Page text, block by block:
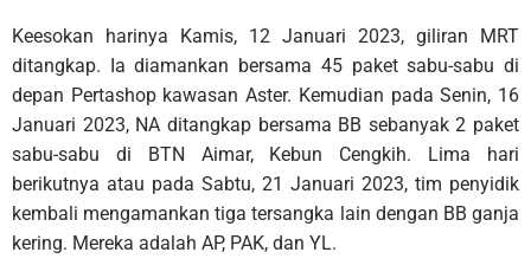
Keesokan harinya Kamis, 12 Januari 2023, giliran MRT
ditangkap. Ia diamankan bersama 45 paket sabu-sabu di
depan Pertashop kawasan Aster. Kemudian pada Senin, 16
Januari 2023, NA ditangkap bersama BB sebanyak 2 paket
sabu-sabu di BTN Aimar, Kebun Cengkih. Lima hari
berikutnya atau pada Sabtu, 21 Januari 2023, tim penyidik
kembali mengamankan tiga tersangka lain dengan BB ganja
kering. Mereka adalah AP, PAK, dan YL.